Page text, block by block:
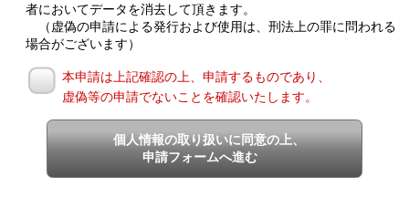
者においてデータを消去して頂きます。
（虚偽の申請による発行および使用は、刑法上の罪に問われる
場合がございます）
本申請は上記確認の上、申請するものであり、
虚偽等の申請でないことを確認いたします。
個人情報の取り扱いに同意の上、
申請フォームへ進む